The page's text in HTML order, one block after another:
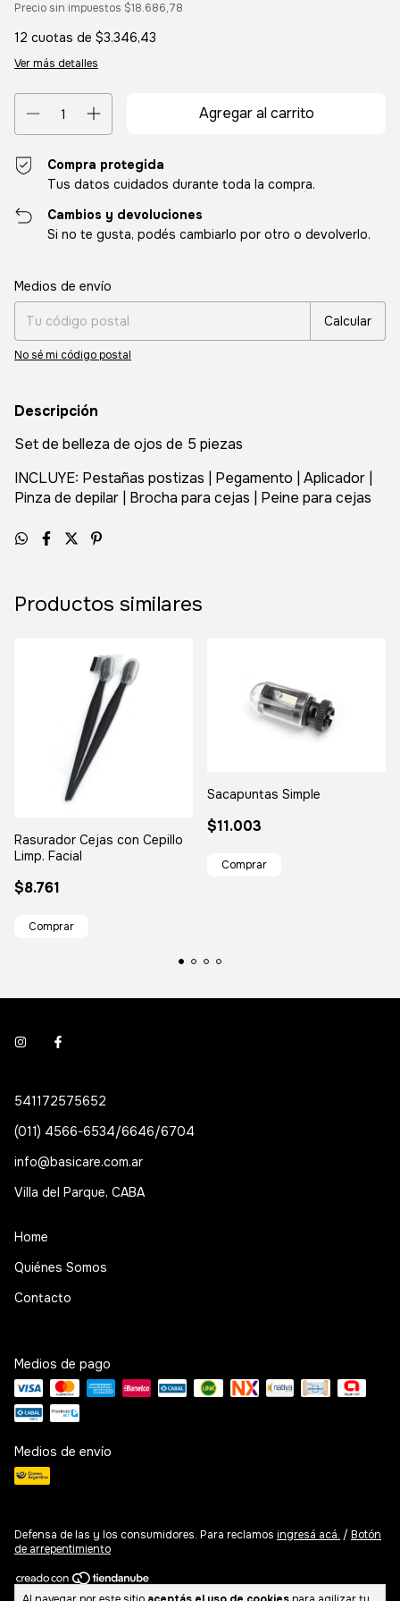
Precio sin impuestos $18.686,78
12 cuotas de $3.346,43
Ver más detalles
Compra protegida
Tus datos cuidados durante toda la compra.
Cambios y devoluciones
Si no te gusta, podés cambiarlo por otro o devolverlo.
Entregas para el CP:
Medios de envío
Calcular
No sé mi código postal
Descripción
Set de belleza de ojos de 5 piezas
INCLUYE: Pestañas postizas | Pegamento | Aplicador |
Pinza de depilar | Brocha para cejas | Peine para cejas
Productos similares
Rasurador Cejas con Cepillo
Limp. Facial
$8.761
Sacapuntas Simple
$11.003
541172575652
(011) 4566-6534/6646/6704
info@basicare.com.ar
Villa del Parque, CABA
Home
Quiénes Somos
Contacto
Medios de pago
Medios de envío
Defensa de las y los consumidores. Para reclamos ingresá acá. / Botón
de arrepentimiento